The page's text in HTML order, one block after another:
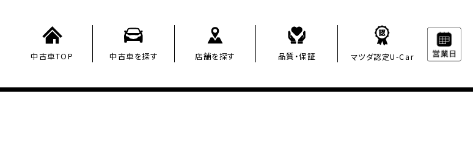
中古車TOP 中古車を探す 店舗を探す 品質・保証 マツダ認定U-Car